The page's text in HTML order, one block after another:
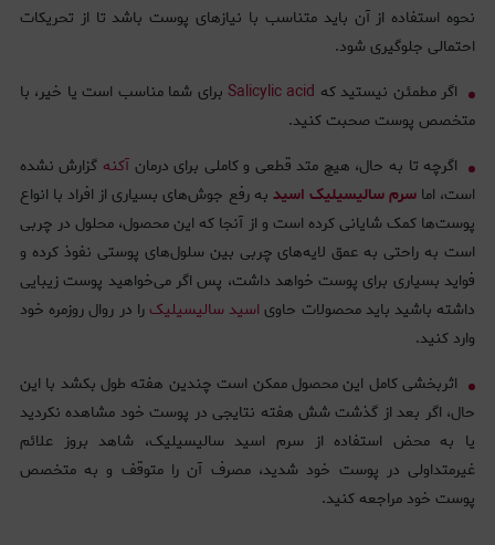
نحوه استفاده از آن باید متناسب با نیازهای پوست باشد تا از تحریکات
احتمالی جلوگیری شود.
اگر مطمئن نیستید که Salicylic acid برای شما مناسب است یا خیر، با
متخصص پوست صحبت کنید.
اگرچه تا به حال، هیچ متد قطعی و کاملی برای درمان آکنه گزارش نشده
است، اماسرم سالیسیلیک اسید به رفع جوش‌های بسیاری از افراد با انواع
پوست‌ها کمک شایانی کرده است و از آنجا که این محصول، محلول در چربی
است به راحتی به عمق لایه‌های چربی بین سلول‌های پوستی نفوذ کرده و
فواید بسیاری برای پوست خواهد داشت، پس اگر می‌خواهید پوست زیبایی
داشته باشید باید محصولات حاوی اسید سالیسیلیکرا در روال روزمره خود
وارد کنید.
اثربخشی کامل این محصول ممکن است چندین هفته طول بکشد با این
حال، اگر بعد از گذشت شش هفته نتایجی در پوست خود مشاهده نکردید
یا به محض استفاده از سرم اسید سالیسیلیک، شاهد بروز علائم
غیرمتداولی در پوست خود شدید، مصرف آن را متوقف و به متخصص
پوست خود مراجعه کنید.